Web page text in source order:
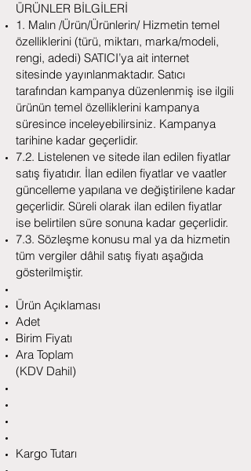
ÜRÜNLER BİLGİLERİ
1. Malın /Ürün/Ürünlerin/ Hizmetin temel
özelliklerini (türü, miktarı, marka/modeli,
rengi, adedi) SATICI’ya ait internet
sitesinde yayınlanmaktadır. Satıcı
tarafından kampanya düzenlenmiş ise ilgili
ürünün temel özelliklerini kampanya
süresince inceleyebilirsiniz. Kampanya
tarihine kadar geçerlidir.
7.2. Listelenen ve sitede ilan edilen fiyatlar
satış fiyatıdır. İlan edilen fiyatlar ve vaatler
güncelleme yapılana ve değiştirilene kadar
geçerlidir. Süreli olarak ilan edilen fiyatlar
ise belirtilen süre sonuna kadar geçerlidir.
7.3. Sözleşme konusu mal ya da hizmetin
tüm vergiler dâhil satış fiyatı aşağıda
gösterilmiştir.
Ürün Açıklaması
Adet
Birim Fiyatı
Ara Toplam
(KDV Dahil)
Kargo Tutarı